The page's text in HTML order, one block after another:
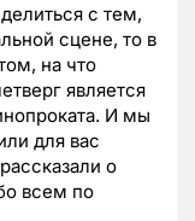
с тем,
сцене, то в
на что
является
И мы
для вас
о
всем по